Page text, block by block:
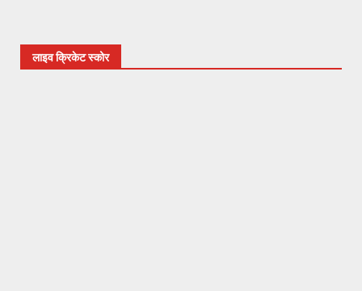
लाइव क्रिकेट स्कोर